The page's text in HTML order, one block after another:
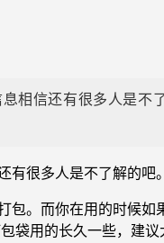
相信还有很多人是不
很多人是不了解的吧
。而你在用的时候
袋用的长久一些，建